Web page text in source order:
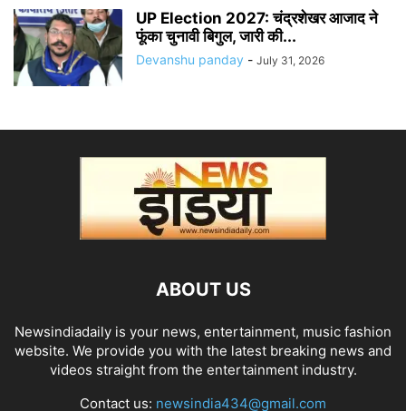
UP Election 2027: चंद्रशेखर आजाद ने
फूंका चुनावी बिगुल, जारी की...
Devanshu panday - July 31, 2026
ABOUT US
Newsindiadaily is your news, entertainment, music fashion
website. We provide you with the latest breaking news and
videos straight from the entertainment industry.
Contact us: newsindia434@gmail.com